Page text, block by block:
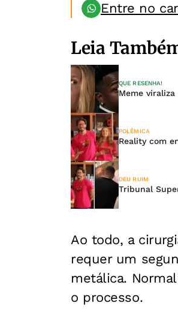
Entre no
Leia
QUE RESENHA!
Meme
POLÊMICA
Reality com
DEU RUIM
Tribunal
Ao todo, a
requer um
metálica.
o processo.